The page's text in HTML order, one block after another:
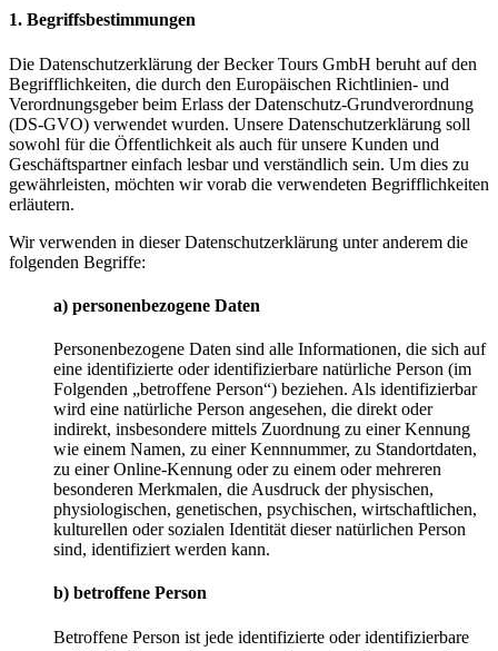
1. Begriffsbestimmungen
Die Datenschutzerklärung der Becker Tours GmbH beruht auf den
Begrifflichkeiten, die durch den Europäischen Richtlinien- und
Verordnungsgeber beim Erlass der Datenschutz-Grundverordnung
(DS-GVO) verwendet wurden. Unsere Datenschutzerklärung soll
sowohl für die Öffentlichkeit als auch für unsere Kunden und
Geschäftspartner einfach lesbar und verständlich sein. Um dies zu
gewährleisten, möchten wir vorab die verwendeten Begrifflichkeiten
erläutern.
Wir verwenden in dieser Datenschutzerklärung unter anderem die
folgenden Begriffe:
a) personenbezogene Daten
Personenbezogene Daten sind alle Informationen, die sich auf
eine identifizierte oder identifizierbare natürliche Person (im
Folgenden „betroffene Person“) beziehen. Als identifizierbar
wird eine natürliche Person angesehen, die direkt oder
indirekt, insbesondere mittels Zuordnung zu einer Kennung
wie einem Namen, zu einer Kennnummer, zu Standortdaten,
zu einer Online-Kennung oder zu einem oder mehreren
besonderen Merkmalen, die Ausdruck der physischen,
physiologischen, genetischen, psychischen, wirtschaftlichen,
kulturellen oder sozialen Identität dieser natürlichen Person
sind, identifiziert werden kann.
b) betroffene Person
Betroffene Person ist jede identifizierte oder identifizierbare